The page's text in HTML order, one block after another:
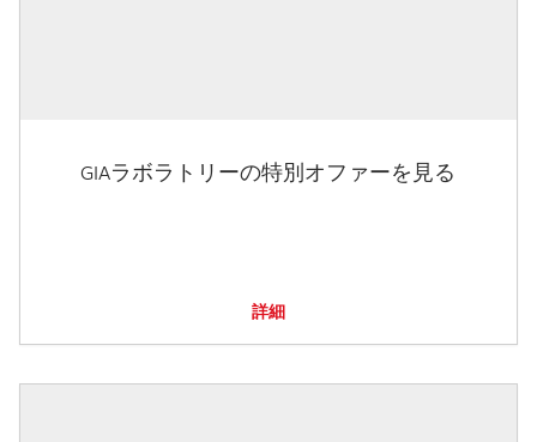
GIAラボラトリーの特別オファーを見る
詳細